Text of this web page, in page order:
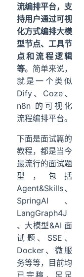
流编排平台，支
持用户通过可视
化方式编排大模
型节点、工具节
点和流程逻辑
等。简单来说，
就是一个类似
Dify、Coze、
n8n 的可视化
流程编排平台。
下面是面试篇的
教程，都是当今
最流行的面试题
型，包括
Agent&Skills、
SpringAI、
LangGraph4J
、大模型&AI 面
试题、SSE、
Docker、微服
务等等，目前均